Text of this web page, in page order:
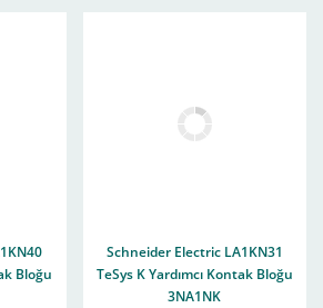
Bloğu
Schneider Electric LA1KN31
TeSys K Yardımcı Kontak Bloğu
3NA1NK